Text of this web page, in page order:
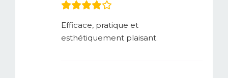
Efficace, pratique et
esthétiquement plaisant.